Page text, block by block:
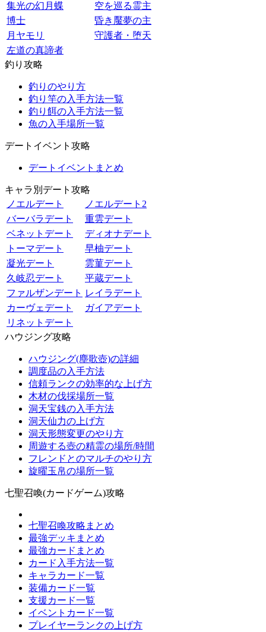
集光の幻月蝶
空を巡る霊主
博士
昏き魘夢の主
月ヤモリ
守護者・堕天
左道の真諦者
釣り攻略
釣りのやり方
釣り竿の入手方法一覧
釣り餌の入手方法一覧
魚の入手場所一覧
デートイベント攻略
デートイベントまとめ
キャラ別デート攻略
ノエルデート
ノエルデート2
バーバラデート
重雲デート
ベネットデート
ディオナデート
トーマデート
早柚デート
凝光デート
雲菫デート
久岐忍デート
平蔵デート
ファルザンデート レイラデート
カーヴェデート
ガイアデート
リネットデート
ハウジング攻略
ハウジング(塵歌壺)の詳細
調度品の入手方法
信頼ランクの効率的な上げ方
木材の伐採場所一覧
洞天宝銭の入手方法
洞天仙力の上げ方
洞天形態変更のやり方
周遊する壺の精霊の場所/時間
フレンドとのマルチのやり方
旋曜玉帛の場所一覧
七聖召喚(カードゲーム)攻略
七聖召喚攻略まとめ
最強デッキまとめ
最強カードまとめ
カード入手方法一覧
キャラカード一覧
装備カード一覧
支援カード一覧
イベントカード一覧
プレイヤーランクの上げ方